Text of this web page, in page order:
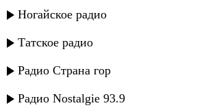
Ногайское радио
Татское радио
Радио Страна гор
Радио Nostalgie 93.9
Светлана Тхагалегова - Гъащlэ
Патимат Кагирова - Свет надежды